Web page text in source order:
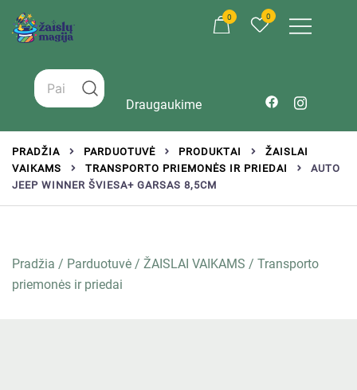
0 0
Draugaukime
PRADŽIA PARDUOTUVĖ PRODUKTAI
ŽAISLAI
VAIKAMS
TRANSPORTO PRIEMONĖS IR PRIEDAI
AUTO
JEEP WINNER ŠVIESA+ GARSAS 8,5CM
Pradžia / Parduotuvė / ŽAISLAI VAIKAMS / Transporto
priemonės ir priedai